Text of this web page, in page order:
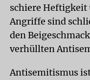
schiere Heftigkeit
Angriffe sind
den
verhüllten
Antisemitismus